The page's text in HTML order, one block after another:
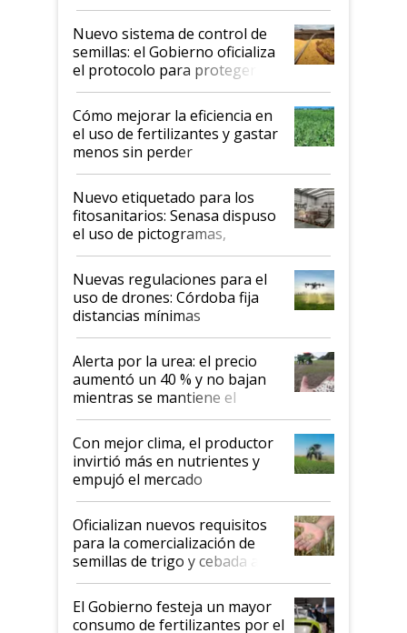
Nuevo sistema de control de
semillas: el Gobierno oficializa
el protocolo para proteger la
propiedad intelectual
Cómo mejorar la eficiencia en
el uso de fertilizantes y gastar
menos sin perder
productividad en la campaña
fina
Nuevo etiquetado para los
fitosanitarios: Senasa dispuso
el uso de pictogramas,
palabras de advertencia e
indicaciones
Nuevas regulaciones para el
uso de drones: Córdoba fija
distancias mínimas
Alerta por la urea: el precio
aumentó un 40 % y no bajan
mientras se mantiene el
conflicto en Medio Oriente
Con mejor clima, el productor
invirtió más en nutrientes y
empujó el mercado
Oficializan nuevos requisitos
para la comercialización de
semillas de trigo y cebada a
granel
El Gobierno festeja un mayor
consumo de fertilizantes por el